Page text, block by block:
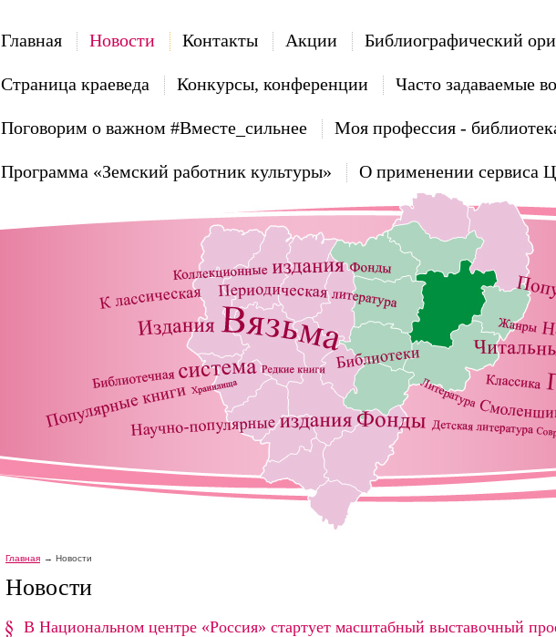
Главная Новости Контакты Акции Библиографический
Страница краеведа Конкурсы, конференции Часто задаваемые
Поговорим о важном #Вместе_сильнее Моя профессия -
Программа «Земский работник культуры» О применении сервиса
Главная Новости
Новости
В Национальном центре «Россия» стартует масштабный выставочный